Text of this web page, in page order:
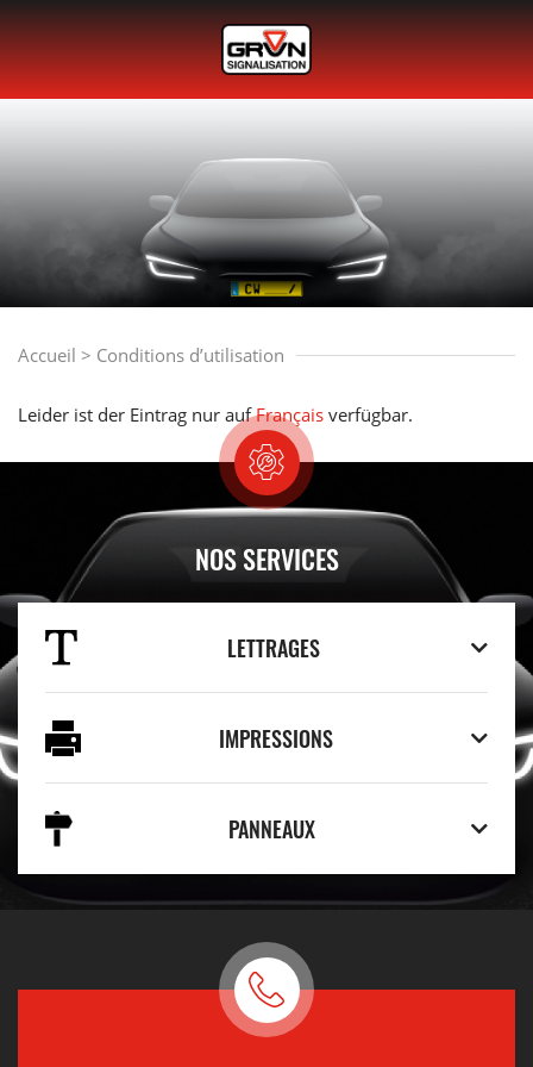
Accueil > Conditions d’utilisation
Leider ist der Eintrag nur aufFrançais verfügbar.
NOS SERVICES
LETTRAGES
IMPRESSIONS
PANNEAUX